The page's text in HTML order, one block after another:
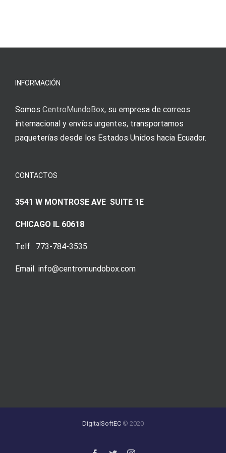
erfordert
INFORMACIÓN
Somos CentroMundoBox, su empresa de correos
internacional y envíos urgentes, transportamos
paqueterías desde los Estados Unidos hacia Ecuador.
CONTACTOS
3541 W MONTROSE AVE SUITE 1E
CHICAGO IL 60618
Telf. 773-784-3535
Email. info@centromundobox.com
DigitalSoftEC © 2020